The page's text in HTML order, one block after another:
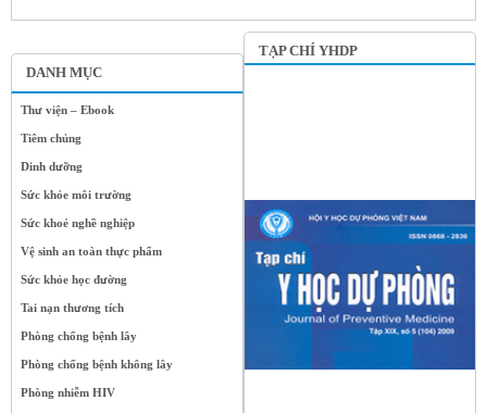
DANH MỤC
Thư viện – Ebook
Tiêm chủng
Dinh dưỡng
Sức khỏe môi trường
Sức khoẻ nghề nghiệp
Vệ sinh an toàn thực phẩm
Sức khỏe học đường
Tai nạn thương tích
Phòng chống bệnh lây
Phòng chống bệnh không lây
Phòng nhiễm HIV
TẠP CHÍ YHDP